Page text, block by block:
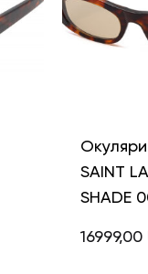
SAINT
SHADE
16999,00